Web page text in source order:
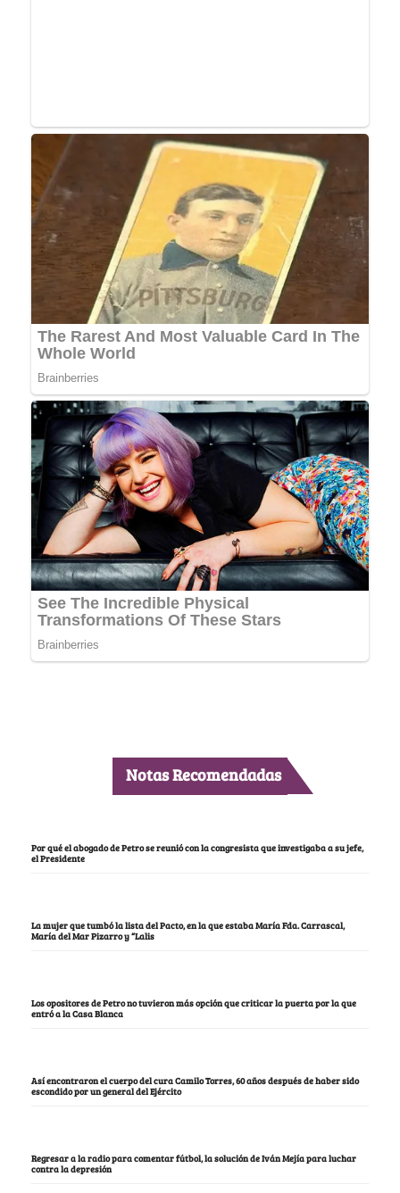
Notas Recomendadas
Por qué el abogado de Petro se reunió con la congresista que investigaba a su jefe,
el Presidente
La mujer que tumbó la lista del Pacto, en la que estaba María Fda. Carrascal,
María del Mar Pizarro y “Lalis
Los opositores de Petro no tuvieron más opción que criticar la puerta por la que
entró a la Casa Blanca
Así encontraron el cuerpo del cura Camilo Torres, 60 años después de haber sido
escondido por un general del Ejército
Regresar a la radio para comentar fútbol, la solución de Iván Mejía para luchar
contra la depresión